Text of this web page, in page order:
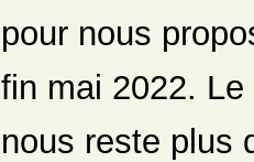
pour nous
fin mai 2022.
nous reste plus